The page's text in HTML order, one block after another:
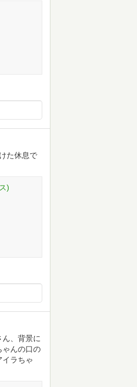
た休息で
)
、背景に
ゃんの口の
ラちゃ